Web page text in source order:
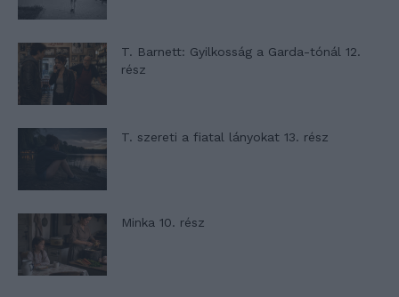
T. Barnett: Gyilkosság a Garda-tónál 12.
rész
T. szereti a fiatal lányokat 13. rész
Minka 10. rész